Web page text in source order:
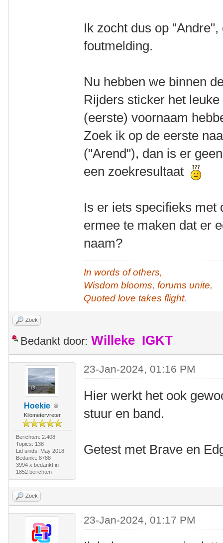
Ik zocht dus op
foutmelding.
Nu hebben we binnen
Rijders sticker het
(eerste) voornaam
Zoek ik op de eerste
("Arend"), dan is er
een zoekresultaat
Is er iets specifieks met
ermee te maken dat er
naam?
In words of others,
Wisdom blooms, forums unite,
Quoted love takes flight.
Zoek
Bedankt door: Willeke_IGKT
Hoekie
Kilometervreter
Berichten: 2.408
Topics: 138
Lid sinds: May 2018
Bedankt: 8788
3994 x bedankt in
1852 berichten
23-Jan-2024, 01:16 PM
Hier werkt het ook
stuur en band.
Getest met Brave en
Zoek
23-Jan-2024, 01:17 PM